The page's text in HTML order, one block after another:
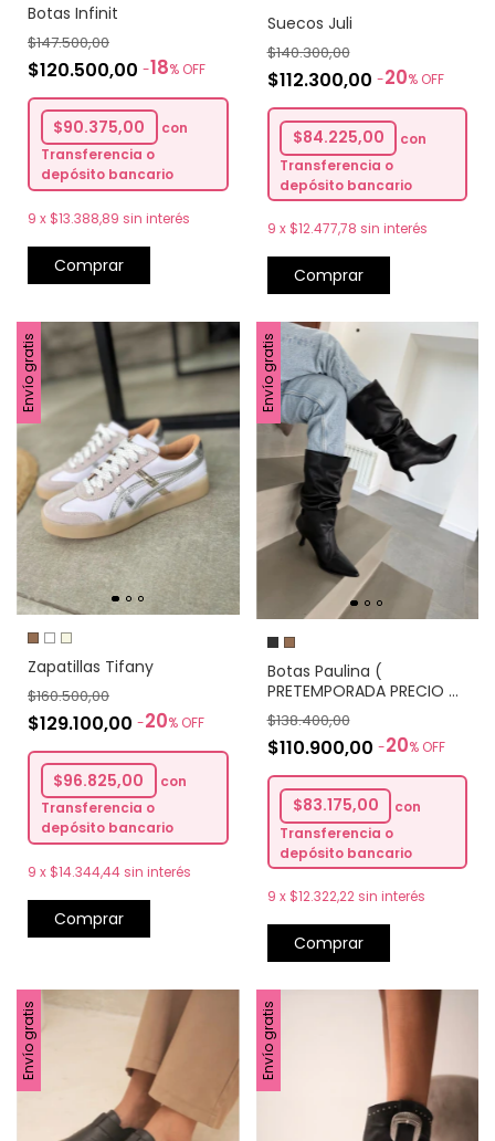
Botas Infinit
$120.500,00 -18% OFF
$147.500,00
$90.375,00
con
Transferencia o
depósito bancario
9 x $13.388,89 sin interés
Comprar
Suecos Juli
$112.300,00 -20% OFF
$140.300,00
$84.225,00
con
Transferencia o
depósito bancario
9 x $12.477,78 sin interés
Comprar
Envío gratis
Zapatillas Tifany
$129.100,00 -20% OFF
$160.500,00
$96.825,00
con
Transferencia o
depósito bancario
9 x $14.344,44 sin interés
Comprar
Envío gratis
Botas Paulina (
PRETEMPORADA PRECIO DE
LANZAMIENTO)
$110.900,00 -20% OFF
$138.400,00
$83.175,00
con
Transferencia o
depósito bancario
9 x $12.322,22 sin interés
Comprar
Envío gratis Envío gratis